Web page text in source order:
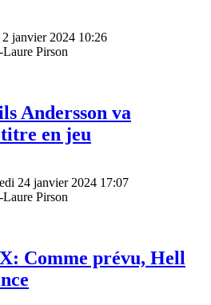
janvier 2024 10:26
Pirson
Andersson va
en jeu
24 janvier 2024 17:07
Pirson
Comme prévu, Hell